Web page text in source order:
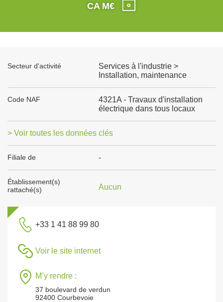
CA M€
Secteur d'activité
Services à l'industrie >
Installation, maintenance
Code NAF
4321A - Travaux d'installation
électrique dans tous locaux
> Voir toutes les données clés
Filiale de -
Établissement(s)
rattaché(s)
Aucun
+33 1 41 88 99 80
Voir le site internet
M’y rendre :
37 boulevard de verdun
92400 Courbevoie